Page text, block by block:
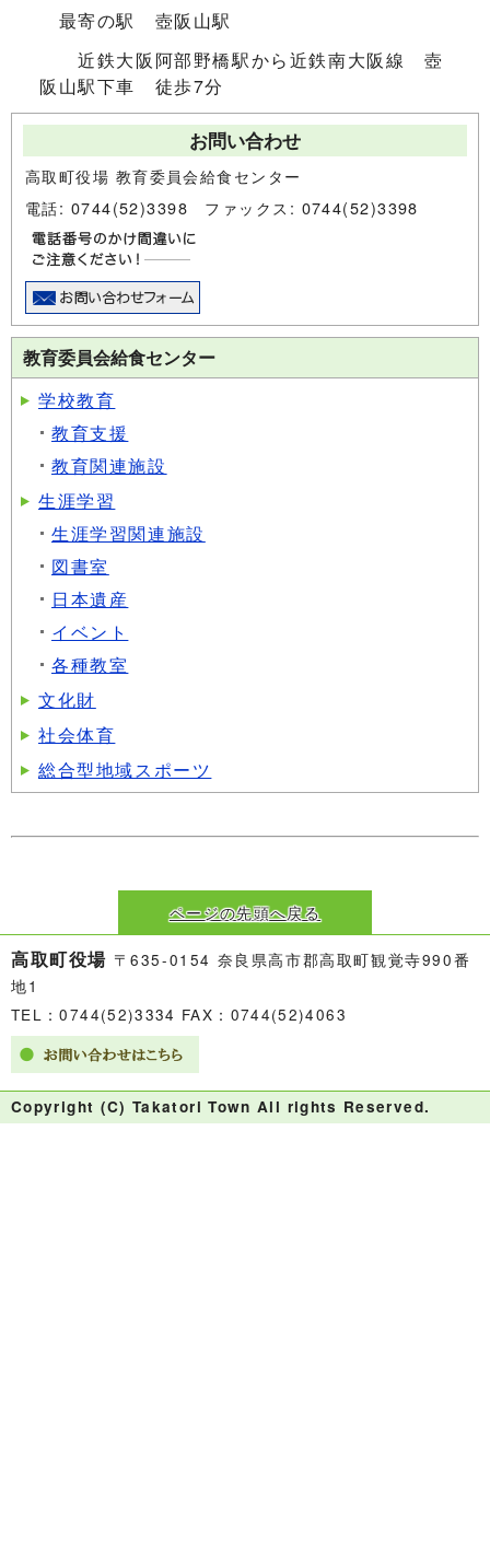
最寄の駅 壺阪山駅
近鉄大阪阿部野橋駅から近鉄南大阪線 壺
阪山駅下車 徒歩7分
お問い合わせ
高取町役場 教育委員会給食センター
電話: 0744(52)3398 ファックス: 0744(52)3398
教育委員会給食センター
学校教育
教育支援
教育関連施設
生涯学習
生涯学習関連施設
図書室
日本遺産
イベント
各種教室
文化財
社会体育
総合型地域スポーツ
ページの先頭へ戻る
高取町役場 〒635-0154 奈良県高市郡高取町観覚寺990番
地1
TEL：0744(52)3334 FAX：0744(52)4063
Copyright (C) Takatori Town All rights Reserved.